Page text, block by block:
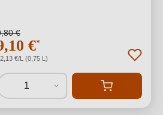
€
€*
€/L (0,75 L)
1